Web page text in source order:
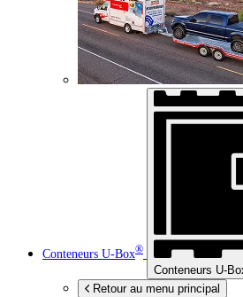
Conteneurs U-Box®
Conteneurs U-
Retour au menu principal